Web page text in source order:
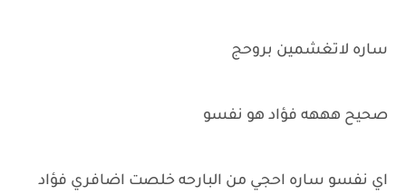
ساره لاتغشمين بروحج
صحيح هههه فؤاد هو نفسو
اي نفسو ساره احجي من البارحه خلصت اضافري فؤاد